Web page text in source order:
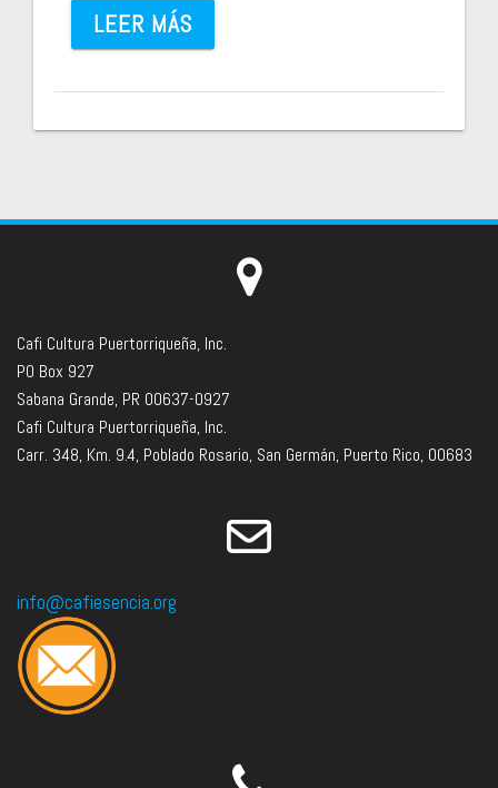
LEER MÁS
Cafi Cultura Puertorriqueña, Inc.
PO Box 927
Sabana Grande, PR 00637-0927
Cafi Cultura Puertorriqueña, Inc.
Carr. 348, Km. 9.4, Poblado Rosario, San Germán, Puerto Rico, 00683
info@cafiesencia.org